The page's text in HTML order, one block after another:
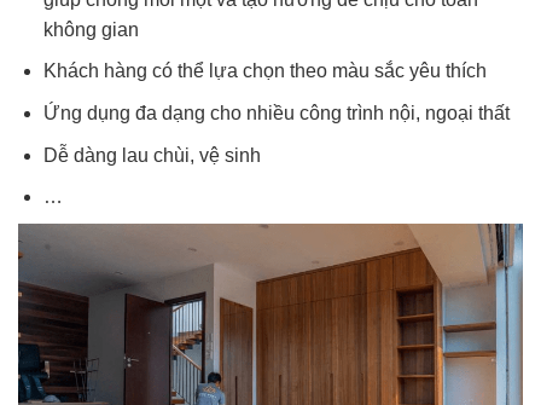
không gian
Khách hàng có thể lựa chọn theo màu sắc yêu thích
Ứng dụng đa dạng cho nhiều công trình nội, ngoại thất
Dễ dàng lau chùi, vệ sinh
…